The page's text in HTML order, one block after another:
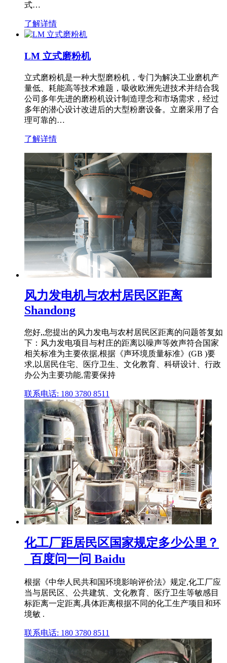
式…
了解详情
LM 立式磨粉机
立式磨粉机是一种大型磨粉机，专门为解决工业磨机产
量低、耗能高等技术难题，吸收欧洲先进技术并结合我
公司多年先进的磨粉机设计制造理念和市场需求，经过
多年的潜心设计改进后的大型粉磨设备。立磨采用了合
理可靠的…
了解详情
风力发电机与农村居民区距离
Shandong
您好,,您提出的风力发电与农村居民区距离的问题答复如
下：风力发电项目与村庄的距离以噪声等效声符合国家
相关标准为主要依据,根据《声环境质量标准》(GB )要
求,以居民住宅、医疗卫生、文化教育、科研设计、行政
办公为主要功能,需要保持
联系电话: 180 3780 8511
化工厂距居民区国家规定多少公里？
_百度问一问 Baidu
根据《中华人民共和国环境影响评价法》规定,化工厂应
当与居民区、公共建筑、文化教育、医疗卫生等敏感目
标距离一定距离,具体距离根据不同的化工生产项目和环
境敏 .
联系电话: 180 3780 8511